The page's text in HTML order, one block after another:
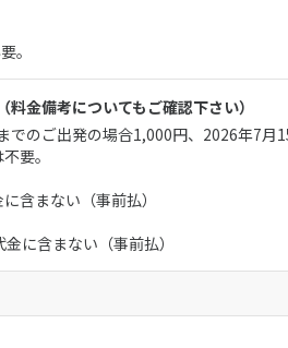
。
（料金備考についてもご確認下さい）
のご出発の場合1,000円、2026年7月
要。
含まない（事前払）
に含まない（事前払）